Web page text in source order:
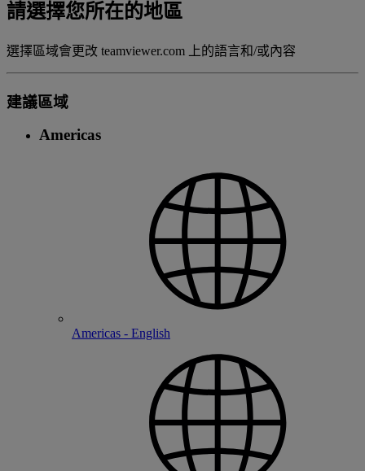
請選擇您所在的地區
選擇區域會更改 teamviewer.com 上的語言和/或內容
建議區域
Americas
Americas - English